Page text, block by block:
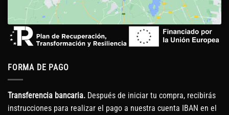
FORMA DE PAGO
Transferencia bancaria. Después de iniciar tu compra, recibirás
instrucciones para realizar el pago a nuestra cuenta IBAN en el